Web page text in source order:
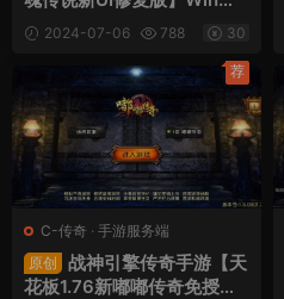
键服务端+安卓苹果双端+G
M授权后台+视频架设教程
2024-07-06 788 30
C-传奇 · 手游服务端
原创
战神引擎传奇手游【天
花板1.76新嘟嘟传奇免授权
荐